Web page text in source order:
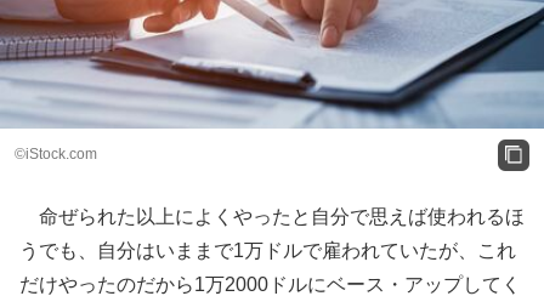
©iStock.com
命ぜられた以上によくやったと自分で思えば使われるほ
うでも、自分はいままで1万ドルで雇われていたが、これ
だけやったのだから1万2000ドルにベース・アップしてく